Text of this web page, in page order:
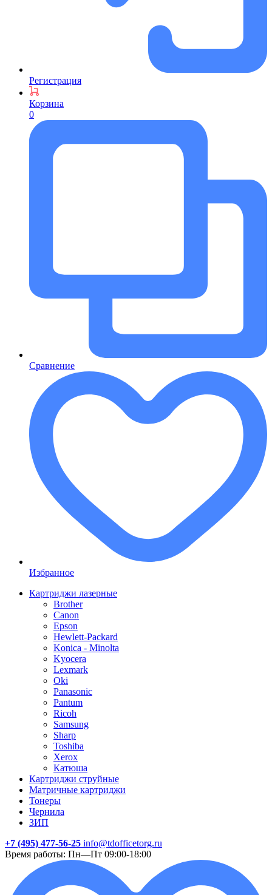
Регистрация
Корзина
0
Сравнение
Избранное
Картриджи лазерные
Brother
Canon
Epson
Hewlett-Packard
Konica - Minolta
Kyocera
Lexmark
Oki
Panasonic
Pantum
Ricoh
Samsung
Sharp
Toshiba
Xerox
Катюша
Картриджи струйные
Матричные картриджи
Тонеры
Чернила
ЗИП
+7 (495) 477-56-25 info@tdofficetorg.ru
Время работы: Пн—Пт 09:00-18:00